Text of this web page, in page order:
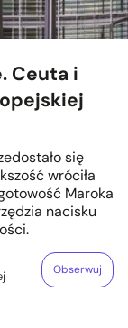
Ceuta i
się
wróciła
Maroka
nacisku
Obserwuj